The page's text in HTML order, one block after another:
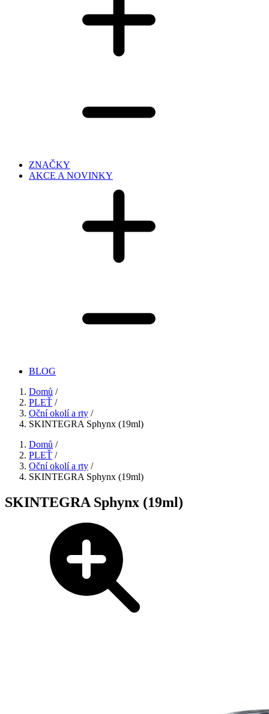
ZNAČKY
AKCE A NOVINKY
BLOG
Domů /
PLEŤ /
Oční okolí a rty /
SKINTEGRA Sphynx (19ml)
Domů /
PLEŤ /
Oční okolí a rty /
SKINTEGRA Sphynx (19ml)
SKINTEGRA Sphynx (19ml)